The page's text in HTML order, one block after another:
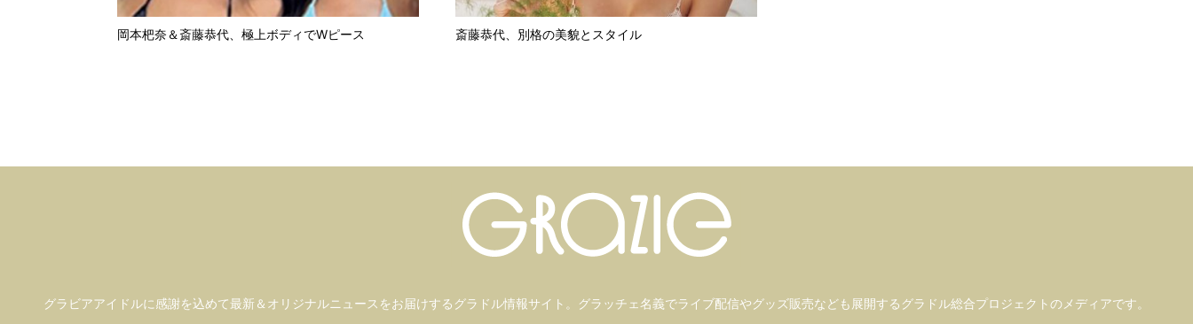
岡本杷奈＆斎藤恭代、極上ボディでWピース 斎藤恭代、別格の美貌とスタイル
グラビアアイドルに感謝を込めて最新＆オリジナルニュースをお届けするグラドル情報サイト。 グラッチェ名義でライブ配信やグッズ販売なども 展開するグラドル総合プロジェクトのメディアです。